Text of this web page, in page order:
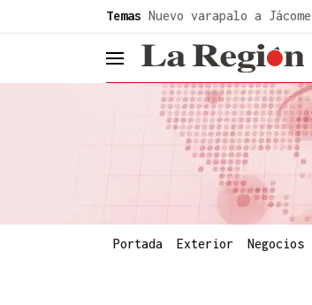
Temas Nuevo varapalo a Jácome
header.menu.open
Portada Exterior Negocios